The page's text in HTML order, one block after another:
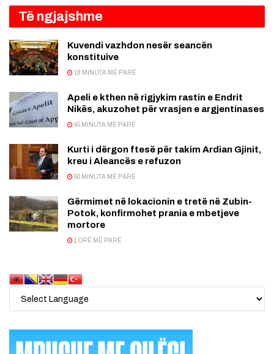
Të ngjajshme
Kuvendi vazhdon nesër seancën
konstituive
18 MINUTA MË PARË
Apeli e kthen në rigjykim rastin e Endrit
Nikës, akuzohet për vrasjen e argjentinases
45 MINUTA MË PARË
Kurti i dërgon ftesë për takim Ardian Gjinit,
kreu i Aleancës e refuzon
50 MINUTA MË PARË
Gërmimet në lokacionin e tretë në Zubin-
Potok, konfirmohet prania e mbetjeve
mortore
1 ORË MË PARË